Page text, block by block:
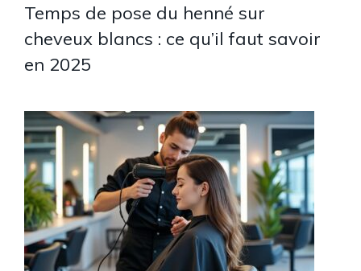
Temps de pose du henné sur
cheveux blancs : ce qu’il faut savoir
en 2025